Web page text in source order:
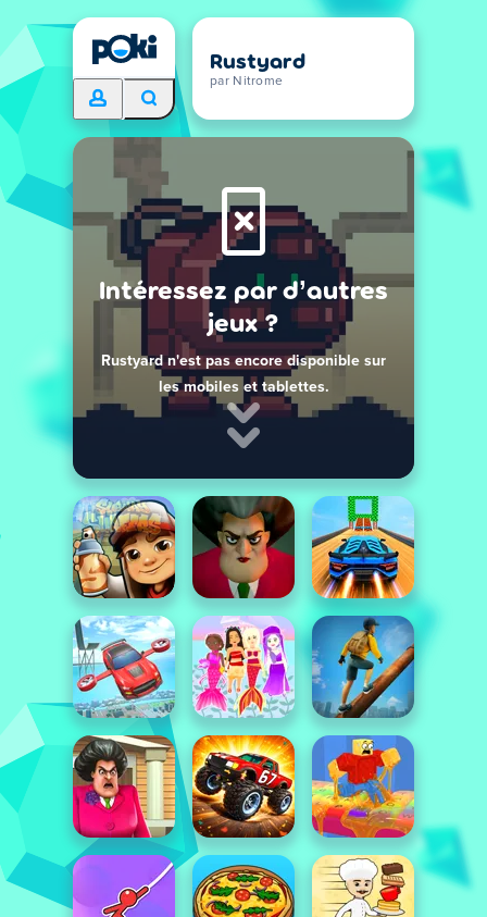
Rustyard
par Nitrome
Intéressez par d’autres
jeux ?
Rustyard n'est pas encore disponible sur
les mobiles et tablettes.